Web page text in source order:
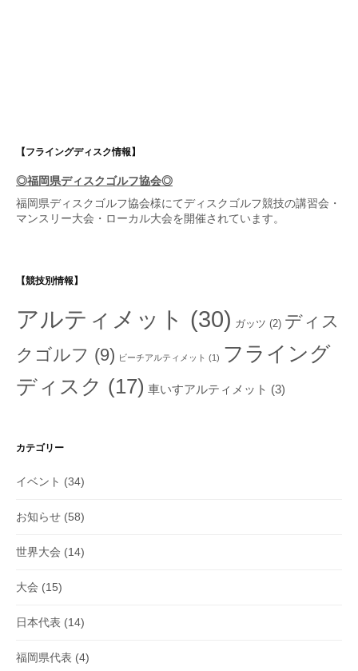
【フライングディスク情報】
◎福岡県ディスクゴルフ協会◎
福岡県ディスクゴルフ協会様にてディスクゴルフ競技の講習会・
マンスリー大会・ローカル大会を開催されています。
【競技別情報】
アルティメット (30) ガッツ (2) ディス
クゴルフ (9) ビーチアルティメット (1) フライング
ディスク (17) 車いすアルティメット (3)
カテゴリー
イベント (34)
お知らせ (58)
世界大会 (14)
大会 (15)
日本代表 (14)
福岡県代表 (4)